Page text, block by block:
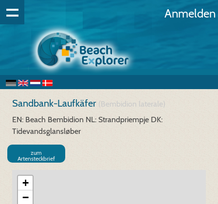
Anmelden
Sandbank-Laufkäfer (Bembidion laterale)
EN: Beach Bembidion NL: Strandpriempje DK:
Tidevandsglansløber
zum
Artensteckbrief
+
−